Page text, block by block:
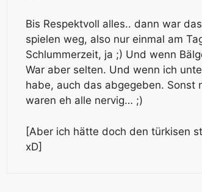
Bis Respektvoll alles.. dann war
spielen weg, also nur einmal am
Schlummerzeit, ja ;) Und wenn
War aber selten. Und wenn ich
habe, auch das abgegeben. Sonst
waren eh alle nervig… ;)
[Aber ich hätte doch den türkisen
xD]